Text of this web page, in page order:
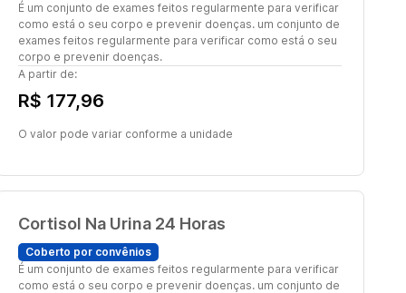
É um conjunto de exames feitos regularmente para verificar
como está o seu corpo e prevenir doenças. um conjunto de
exames feitos regularmente para verificar como está o seu
corpo e prevenir doenças.
A partir de:
R$ 177,96
O valor pode variar conforme a unidade
Cortisol Na Urina 24 Horas
Coberto por convênios
É um conjunto de exames feitos regularmente para verificar
como está o seu corpo e prevenir doenças. um conjunto de